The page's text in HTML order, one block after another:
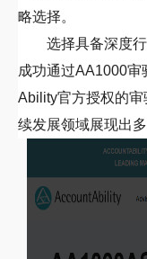
略选择。
选择具备深度
成功通过AA1000审
Ability官方授权的审
续发展领域展现出多